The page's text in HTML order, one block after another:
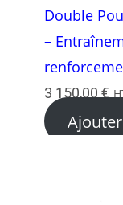
Double
–
3 150,00 €